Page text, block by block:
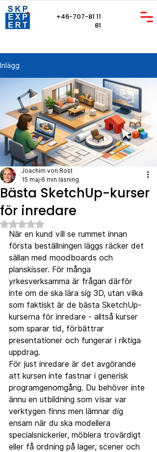
+46-707-81 11
81
Inlägg
Bästa SketchUp-kurser
för inredare
Joachim von Rost
15 maj 6 min läsning
Betygsatt till NaN av 5 stjärnor.
När en kund vill se rummet innan
första beställningen läggs räcker det
sällan med moodboards och
planskisser. För många
yrkesverksamma är frågan därför
inte om de ska lära sig 3D, utan vilka
som faktiskt är de bästa SketchUp-
kurserna för inredare - alltså kurser
som sparar tid, förbättrar
presentationer och fungerar i riktiga
uppdrag.
För just inredare är det avgörande
att kursen inte fastnar i generisk
programgenomgång. Du behöver inte
ännu en utbildning som visar var
verktygen finns men lämnar dig
ensam när du ska modellera
specialsnickerier, möblera trovärdigt
eller få ordning på lager, scener och